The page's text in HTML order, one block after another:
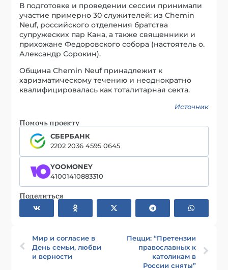
В подготовке и проведении сессии принимали
участие примерно 30 служителей: из Chemin
Neuf, российского отделения братства
супружеских пар Кана, а также священники и
прихожане Федоровского собора (настоятель о.
Александр Сорокин).
Община Chemin Neuf принадлежит к
харизматическому течению и неоднократно
квалифицировалась как тоталитарная секта.
Источник
Помочь проекту
СБЕРБАНК
2202 2036 4595 0645
YOOMONEY
41001410883310
Поделиться
Мир и согласие в
День семьи, любви
и верности
Пецци: “Претензии
православных к
католикам в
России сняты”